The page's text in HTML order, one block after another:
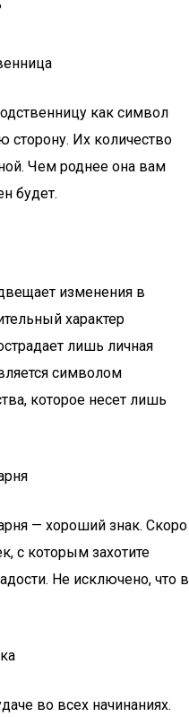
как символ
Их количество
Чем роднее она вам
будет.
изменения в
характер
лишь личная
символом
которое несет лишь
— хороший знак. Скоро
с которым захотите
Не исключено, что в
во всех начинаниях.